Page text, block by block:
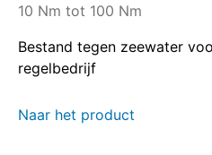
10 Nm tot 100 Nm
Bestand tegen zeewater
regelbedrijf
Naar het product